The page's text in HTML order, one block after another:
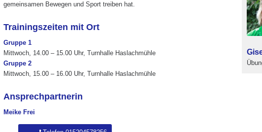
gemeinsamen Bewegen und Sport treiben hat.
Trainingszeiten mit Ort
Gruppe 1
Mittwoch, 14.00 – 15.00 Uhr, Turnhalle Haslachmühle
Gruppe 2
Mittwoch, 15.00 – 16.00 Uhr, Turnhalle Haslachmühle
Ansprechpartnerin
Meike Frei